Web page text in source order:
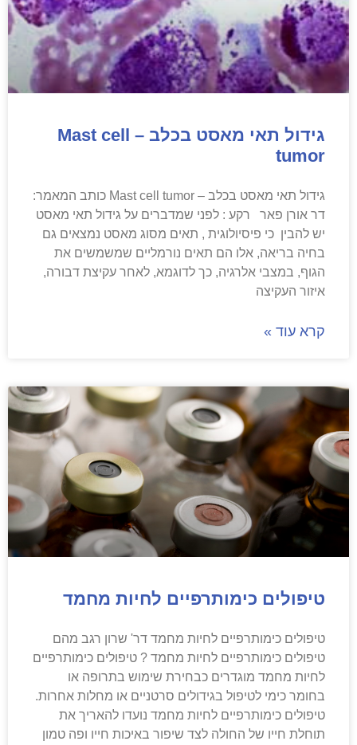
גידול תאי מאסט בכלב – Mast cell
tumor
גידול תאי מאסט בכלב – Mast cell tumor כותב המאמר:
דר אורן פאר רקע : לפני שמדברים על גידול תאי מאסט
יש להבין כי פיסיולוגית , תאים מסוג מאסט נמצאים גם
בחיה בריאה, אלו הם תאים נורמליים שמשמשים את
הגוף, במצבי אלרגיה, כך לדוגמא, לאחר עקיצת דבורה,
איזור העקיצה
קרא עוד »
טיפולים כימותרפיים לחיות מחמד
טיפולים כימותרפיים לחיות מחמד דר' שרון רגב מהם
טיפולים כימותרפיים לחיות מחמד ? טיפולים כימותרפיים
לחיות מחמד מוגדרים כבחירת שימוש בתרופה או
בחומר כימי לטיפול בגידולים סרטניים או מחלות אחרות.
טיפולים כימותרפיים לחיות מחמד נועדו להאריך את
תוחלת חייו של החולה לצד שיפור באיכות חייו ופה טמון